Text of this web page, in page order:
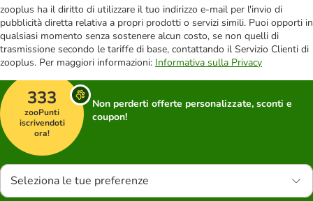
zooplus ha il diritto di utilizzare il tuo indirizzo e-mail per l'invio di
pubblicità diretta relativa a propri prodotti o servizi simili. Puoi opporti in
qualsiasi momento senza sostenere alcun costo, se non quelli di
trasmissione secondo le tariffe di base, contattando il Servizio Clienti di
zooplus. Per maggiori informazioni: Informativa sulla Privacy
333
zooPunti
iscrivendoti
ora!
Non perderti offerte personalizzate, sconti e
coupon!
Seleziona le tue preferenze